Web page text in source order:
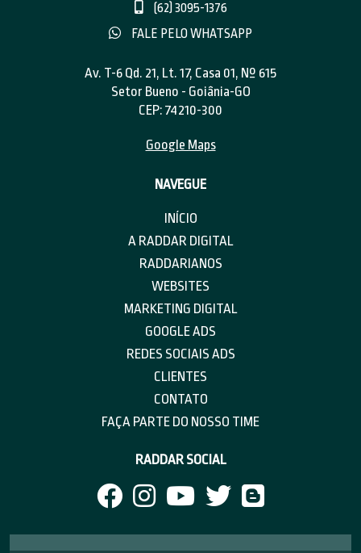
(62) 3095-1376
FALE PELO WHATSAPP
Av. T-6 Qd. 21, Lt. 17, Casa 01, Nº 615
Setor Bueno - Goiânia-GO
CEP: 74210-300
Google Maps
NAVEGUE
INÍCIO
A RADDAR DIGITAL
RADDARIANOS
WEBSITES
MARKETING DIGITAL
GOOGLE ADS
REDES SOCIAIS ADS
CLIENTES
CONTATO
FAÇA PARTE DO NOSSO TIME
RADDAR SOCIAL